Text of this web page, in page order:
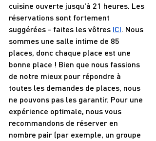
cuisine ouverte jusqu'à 21 heures. Les
réservations sont fortement
suggérées - faites les vôtres ICI. Nous
sommes une salle intime de 85
places, donc chaque place est une
bonne place ! Bien que nous fassions
de notre mieux pour répondre à
toutes les demandes de places, nous
ne pouvons pas les garantir. Pour une
expérience optimale, nous vous
recommandons de réserver en
nombre pair (par exemple, un groupe